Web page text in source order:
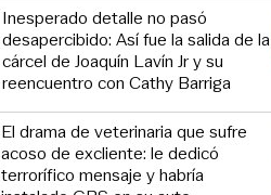
Inesperado detalle no pasó
desapercibido: Así fue la salida de la
cárcel de Joaquín Lavín Jr y su
reencuentro con Cathy Barriga
El drama de veterinaria que sufre
acoso de excliente: le dedicó
terrorífico mensaje y habría